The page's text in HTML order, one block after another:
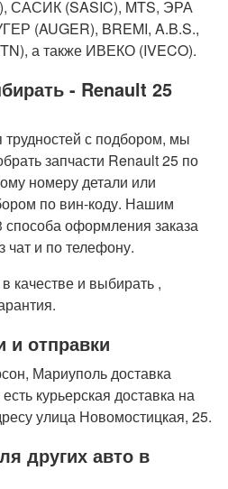
САСИК (SASIC), MTS, ЭРА
(AUGER), BREMI, A.B.S.,
а также ИВЕКО (IVECO).
- Renault 25
трудностей с подбором, мы
запчасти Renault 25 по
номеру детали или
по вин-коду. Нашим
способа оформления заказа
чат и по телефону.
качестве и выбирать ,
и отправки
Мариуполь доставка
курьерская доставка на
улица Новомостицкая, 25.
других авто в